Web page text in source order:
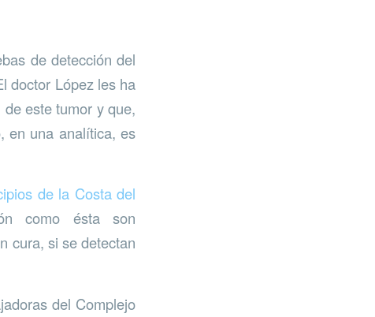
de detección del
doctor López les ha
este tumor y que,
en una analítica, es
de la Costa del
como ésta son
cura, si se detectan
del Complejo